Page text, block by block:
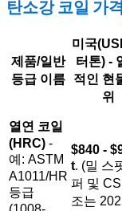
탄소강 코일 가
제품/일반
등급 이름
미국
터톤) -
적인 현
위
열연 코일
(HRC) -
예: ASTM
A1011/HR
등급
$840 -
t. (밀 스
퍼 및
조는